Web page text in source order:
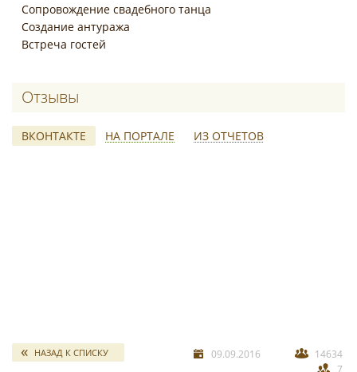
Сопровождение свадебного танца
Создание антуража
Встреча гостей
Отзывы о Шоу-балет "БОЛЕРО"
ВКОНТАКТЕ НА ПОРТАЛЕ ИЗ ОТЧЕТОВ
*
НАЗАД К СПИСКУ 09.09.2016
14634
7